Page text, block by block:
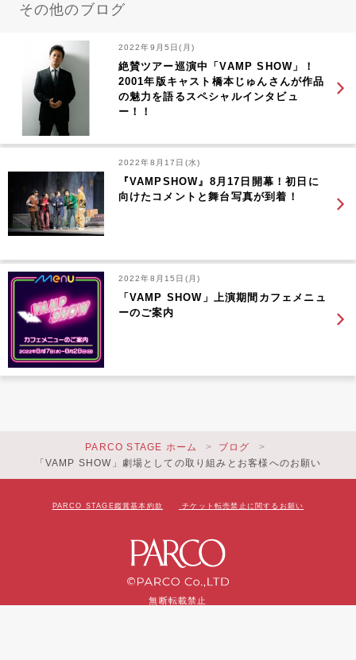
その他のブログ
2022年9月5日(月)
絶賛ツアー巡演中「VAMP SHOW」！
2001年版キャスト橋本じゅんさんが作品
の魅力を語るスペシャルインタビュ
ー！！
2022年8月17日(水)
『VAMPSHOW』8月17日開幕！初日に
向けたコメントと舞台写真が到着！
2022年8月15日(月)
「VAMP SHOW」上演期間カフェメニュ
ーのご案内
PARCO STAGE ホーム
ブログ
「VAMP SHOW」劇場としての取り組みとお客様へのお願い
PARCO STAGE鑑賞基本約款 チケット転売禁止に関するお願い
無断転載禁止